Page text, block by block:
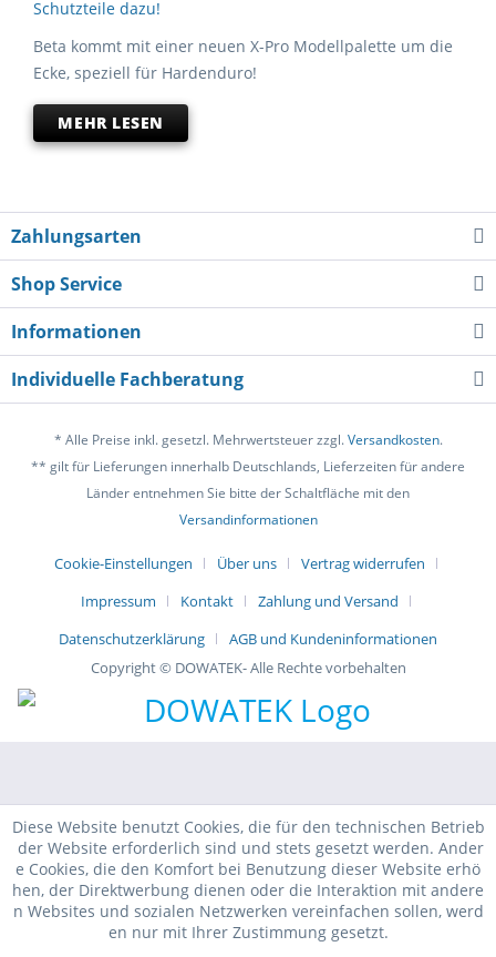
Beta kommt mit einer neuen X-Pro Modellpalette um die
Ecke, speziell für Hardenduro!
MEHR LESEN
Zahlungsarten
Shop Service
Informationen
Individuelle Fachberatung
* Alle Preise inkl. gesetzl. Mehrwertsteuer zzgl.Versandkosten.
** gilt für Lieferungen innerhalb Deutschlands, Lieferzeiten für andere
Länder entnehmen Sie bitte der Schaltfläche mit den
Versandinformationen
Cookie-Einstellungen Über uns
Vertrag widerrufen
Impressum
Kontakt
Zahlung und Versand
Datenschutzerklärung
AGB und Kundeninformationen
Copyright © DOWATEK- Alle Rechte vorbehalten
Diese Website benutzt Cookies, die für den technischen Betrieb
der Website erforderlich sind und stets gesetzt werden. Ander
e Cookies, die den Komfort bei Benutzung dieser Website erhö
hen, der Direktwerbung dienen oder die Interaktion mit andere
n Websites und sozialen Netzwerken vereinfachen sollen, werd
en nur mit Ihrer Zustimmung gesetzt.